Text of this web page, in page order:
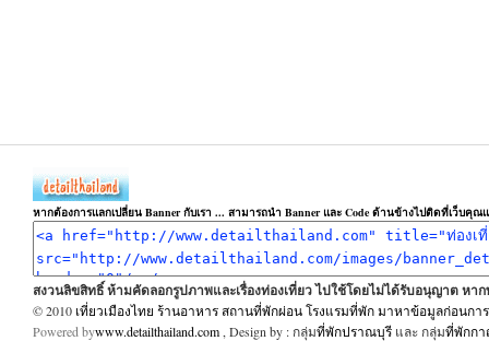
หากต้องการแลกเปลี่ยน Banner กับเรา ... สามารถนำ Banner และ Code ด้านข้างไปติดที่เว็บคุ
สงวนลิขสิทธิ์ ห้ามคัดลอกรูปภาพและเรื่องท่องเที่ยว ไปใช้โดยไม่ได้รับอนุญาต หา
© 2010 เที่ยวเมืองไทย ร้านอาหาร สถานที่พักผ่อน โรงแรมที่พัก มาหาข้อมูลก่อนการเ
Powered bywww.detailthailand.com , Design by : กลุ่มที่พักปราณบุรี และ กลุ่มที่พักกา